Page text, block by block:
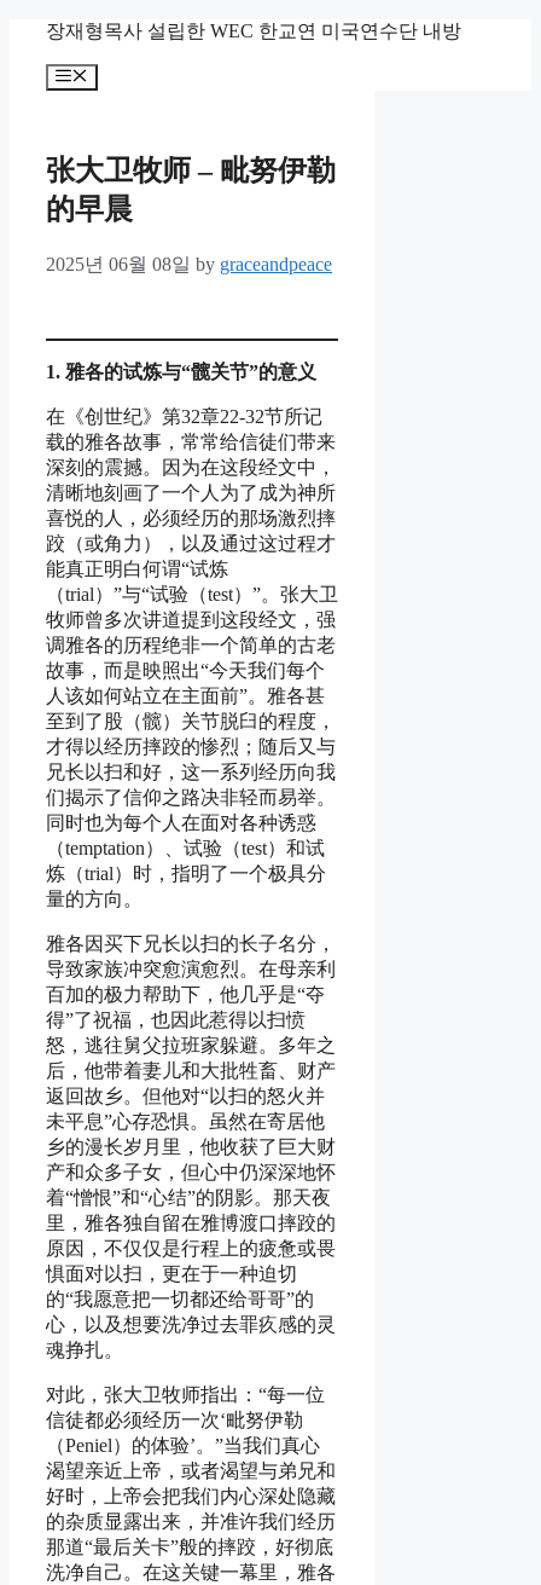
content
장재형목사 설립한 WEC 한교연 미국연수단 내방
Menu
张大卫牧师 – 毗努伊勒
的早晨
2025년 06월 08일 by graceandpeace
1. 雅各的试炼与“髋关节”的意义
在《创世纪》第32章22-32节所记
载的雅各故事，常常给信徒们带来
深刻的震撼。因为在这段经文中，
清晰地刻画了一个人为了成为神所
喜悦的人，必须经历的那场激烈摔
跤（或角力），以及通过这过程才
能真正明白何谓“试炼
（trial）”与“试验（test）”。张大卫
牧师曾多次讲道提到这段经文，强
调雅各的历程绝非一个简单的古老
故事，而是映照出“今天我们每个
人该如何站立在主面前”。雅各甚
至到了股（髋）关节脱臼的程度，
才得以经历摔跤的惨烈；随后又与
兄长以扫和好，这一系列经历向我
们揭示了信仰之路决非轻而易举。
同时也为每个人在面对各种诱惑
（temptation）、试验（test）和试
炼（trial）时，指明了一个极具分
量的方向。
雅各因买下兄长以扫的长子名分，
导致家族冲突愈演愈烈。在母亲利
百加的极力帮助下，他几乎是“夺
得”了祝福，也因此惹得以扫愤
怒，逃往舅父拉班家躲避。多年之
后，他带着妻儿和大批牲畜、财产
返回故乡。但他对“以扫的怒火并
未平息”心存恐惧。虽然在寄居他
乡的漫长岁月里，他收获了巨大财
产和众多子女，但心中仍深深地怀
着“憎恨”和“心结”的阴影。那天夜
里，雅各独自留在雅博渡口摔跤的
原因，不仅仅是行程上的疲惫或畏
惧面对以扫，更在于一种迫切
的“我愿意把一切都还给哥哥”的
心，以及想要洗净过去罪疚感的灵
魂挣扎。
对此，张大卫牧师指出：“每一位
信徒都必须经历一次‘毗努伊勒
（Peniel）的体验’。”当我们真心
渴望亲近上帝，或者渴望与弟兄和
好时，上帝会把我们内心深处隐藏
的杂质显露出来，并准许我们经历
那道“最后关卡”般的摔跤，好彻底
洗净自己。在这关键一幕里，雅各